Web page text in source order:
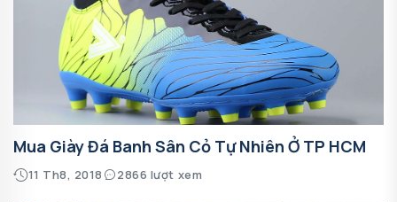
Mua Giày Đá Banh Sân Cỏ Tự Nhiên Ở TP HCM
11 Th8, 2018 2866 lượt xem